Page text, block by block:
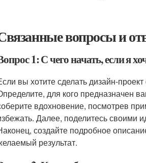
вопросы и
1: С чего начать, если я
вы хотите сделать дизайн-
для кого предназначен
вдохновение, посмотрев
Далее, поделитесь своими
создайте подробное
результат.